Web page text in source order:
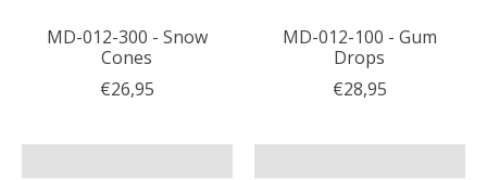
MD-012-300 - Snow
Cones
€26,95
MD-012-100 - Gum
Drops
€28,95